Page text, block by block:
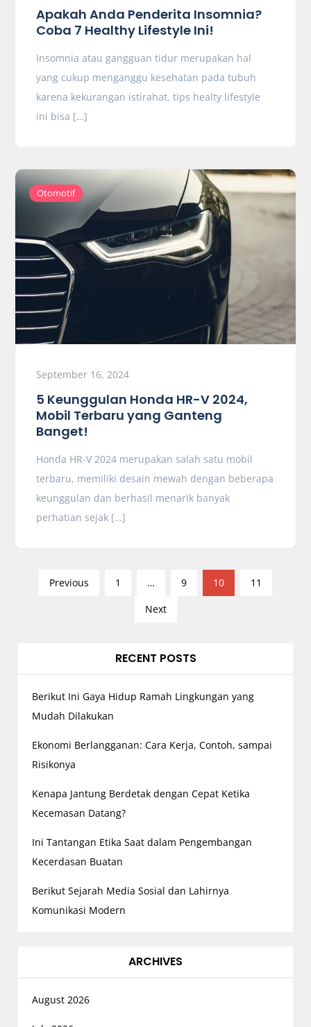
Apakah Anda Penderita Insomnia?
Coba 7 Healthy Lifestyle Ini!
Insomnia atau gangguan tidur merupakan hal
yang cukup menganggu kesehatan pada tubuh
karena kekurangan istirahat, tips healty lifestyle
ini bisa […]
Otomotif
September 16, 2024
5 Keunggulan Honda HR-V 2024,
Mobil Terbaru yang Ganteng
Banget!
Honda HR-V 2024 merupakan salah satu mobil
terbaru, memiliki desain mewah dengan beberapa
keunggulan dan berhasil menarik banyak
perhatian sejak […]
Previous 1 … 9 10
11
Next
RECENT POSTS
Berikut Ini Gaya Hidup Ramah Lingkungan yang
Mudah Dilakukan
Ekonomi Berlangganan: Cara Kerja, Contoh, sampai
Risikonya
Kenapa Jantung Berdetak dengan Cepat Ketika
Kecemasan Datang?
Ini Tantangan Etika Saat dalam Pengembangan
Kecerdasan Buatan
Berikut Sejarah Media Sosial dan Lahirnya
Komunikasi Modern
ARCHIVES
August 2026